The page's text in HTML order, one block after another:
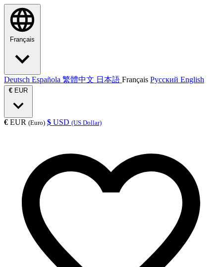
Français
Deutsch Española 繁體中文 日本語 Français Русский English
€ EUR
€ EUR (Euro) $ USD (US Dollar)